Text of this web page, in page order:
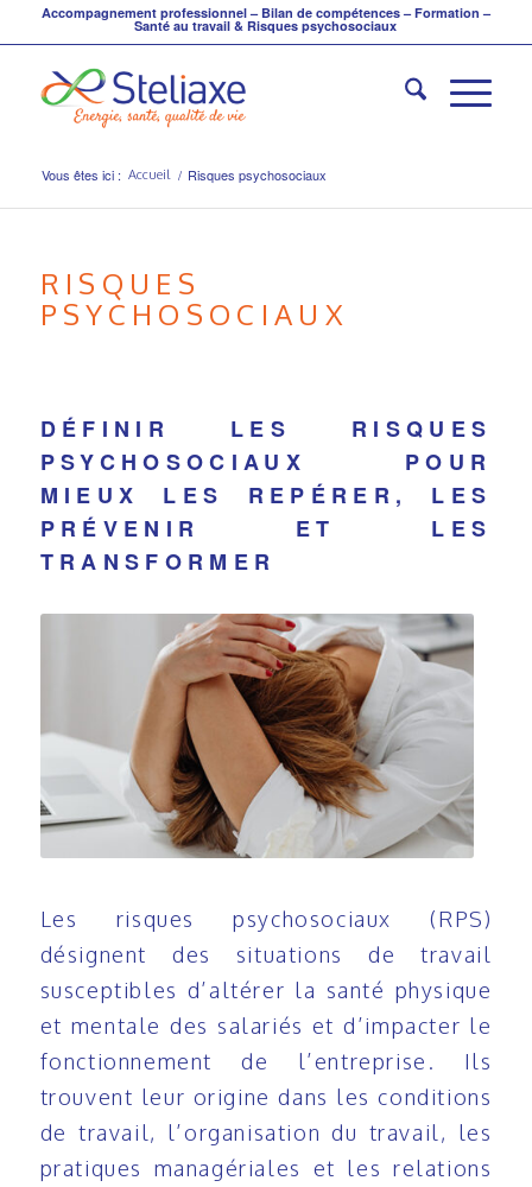
Accompagnement professionnel – Bilan de compétences – Formation –
Santé au travail & Risques psychosociaux
Vous êtes ici : Accueil / Risques psychosociaux
RISQUES
PSYCHOSOCIAUX
DÉFINIR LES RISQUES
PSYCHOSOCIAUX POUR
MIEUX LES REPÉRER, LES
PRÉVENIR ET LES
TRANSFORMER
Les risques psychosociaux (RPS)
désignent des situations de travail
susceptibles d’altérer la santé physique
et mentale des salariés et d’impacter le
fonctionnement de l’entreprise. Ils
trouvent leur origine dans les conditions
de travail, l’organisation du travail, les
pratiques managériales et les relations